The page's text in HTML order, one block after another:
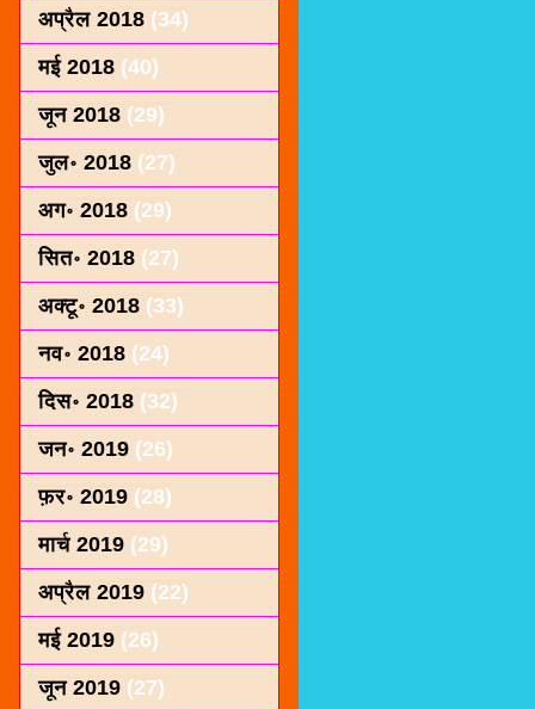
अप्रैल 2018 (34)
मई 2018 (40)
जून 2018 (29)
जुल॰ 2018 (27)
अग॰ 2018 (29)
सित॰ 2018 (27)
अक्टू॰ 2018 (33)
नव॰ 2018 (24)
दिस॰ 2018 (32)
जन॰ 2019 (26)
फ़र॰ 2019 (28)
मार्च 2019 (29)
अप्रैल 2019 (22)
मई 2019 (26)
जून 2019 (27)